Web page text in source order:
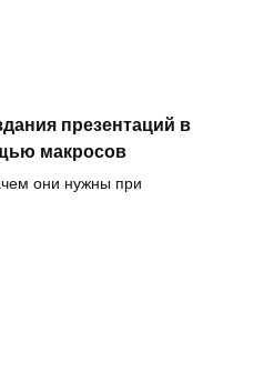
презентаций в
макросов
они нужны при